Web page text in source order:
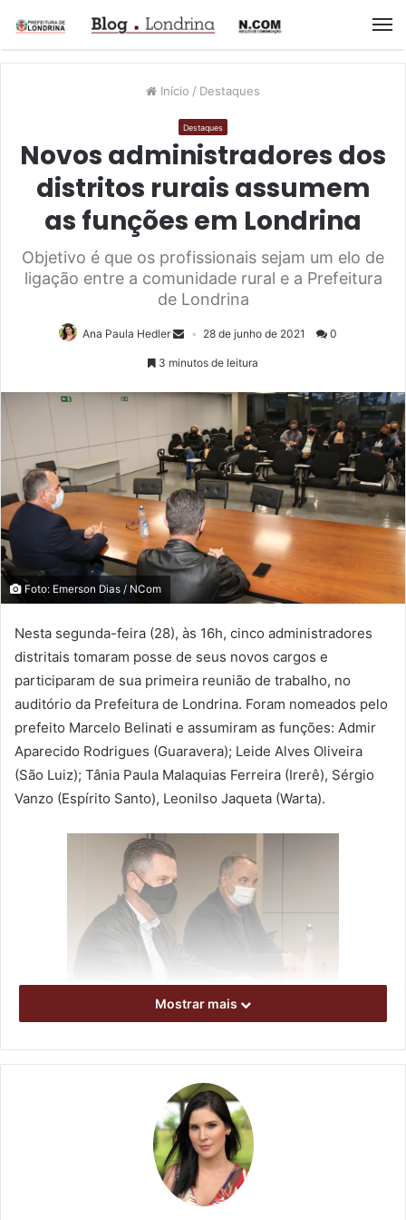
Início / Destaques
Destaques
Novos administradores dos
distritos rurais assumem
as funções em Londrina
Objetivo é que os profissionais sejam um elo de
ligação entre a comunidade rural e a Prefeitura
de Londrina
Ana Paula Hedler 28 de junho de 2021 0
3 minutos de leitura
Foto: Emerson Dias / NCom
Nesta segunda-feira (28), às 16h, cinco administradores
distritais tomaram posse de seus novos cargos e
participaram de sua primeira reunião de trabalho, no
auditório da Prefeitura de Londrina. Foram nomeados pelo
prefeito Marcelo Belinati e assumiram as funções: Admir
Aparecido Rodrigues (Guaravera); Leide Alves Oliveira
(São Luiz); Tânia Paula Malaquias Ferreira (Irerê), Sérgio
Vanzo (Espírito Santo), Leonilso Jaqueta (Warta).
Agricultura e Abastecimento, Régis Cesar Choucino, e de
Planejamento, Orçamento e Tecnologia, Marcelo Canhada.
Além dos cinco recém-nomeados, já são administradores
dos distritos Milton Cesar dos Reis (Paiquerê), Maria
Helena da Conceição Silva (Lerroville) e José Roberto
Mostrar mais